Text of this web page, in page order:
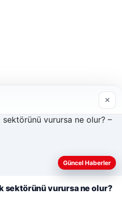
daha iyi anlayabilmek,
×
Güncel Haberler
sektörünü vurursa ne olur?